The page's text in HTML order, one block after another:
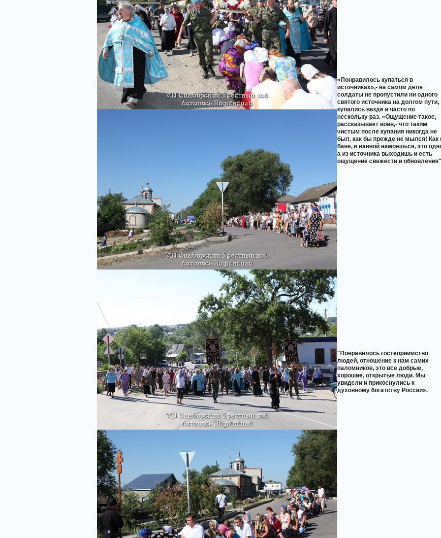
«Понравилось купаться в
источниках»,- на самом деле
солдаты не пропустили ни одного
святого источника на долгом пути,
купались везде и часто по
нескольку раз. «Ощущение такое,
рассказывает воин,- что таким
чистым после купания никогда не
был, как бы прежде не мылся! Как
бане, в ванной намоешься, это
а из источника выходишь и есть
ощущение свежести и
"Понравилось гостеприимство
людей, отношение к нам самих
паломников, это все добрые,
хорошие, открытые люди. Мы
увидели и прикоснулись к
духовному богатству России».